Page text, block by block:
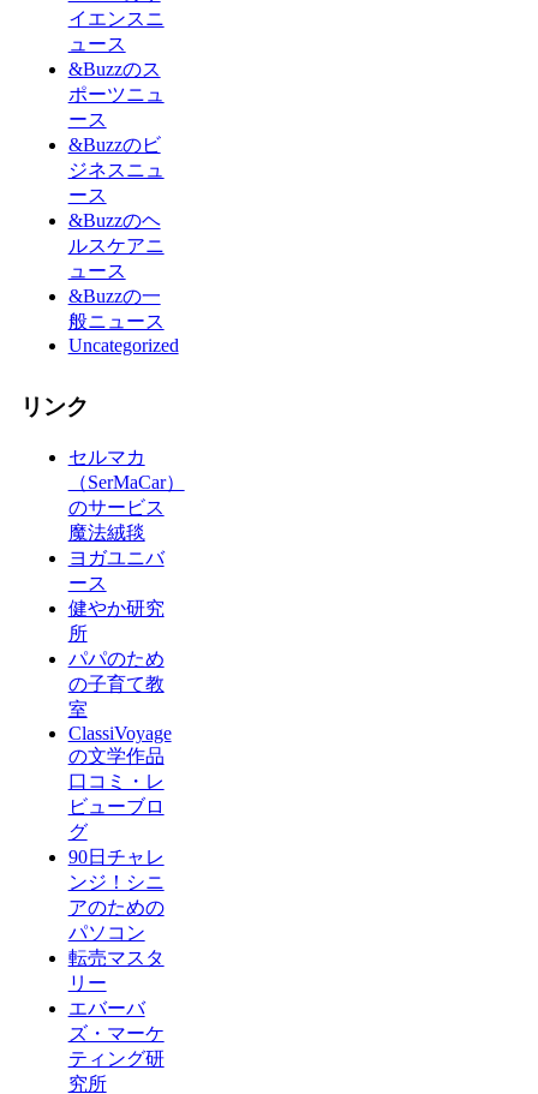
イエンスニ
ュース
&Buzzのス
ポーツニュ
ース
&Buzzのビ
ジネスニュ
ース
&Buzzのヘ
ルスケアニ
ュース
&Buzzの一
般ニュース
Uncategorized
リンク
セルマカ
（SerMaCar）
のサービス
魔法絨毯
ヨガユニバ
ース
健やか研究
所
パパのため
の子育て教
室
ClassiVoyage
の文学作品
口コミ・レ
ビューブロ
グ
90日チャレ
ンジ！シニ
アのための
パソコン
転売マスタ
リー
エバーバ
ズ・マーケ
ティング研
究所